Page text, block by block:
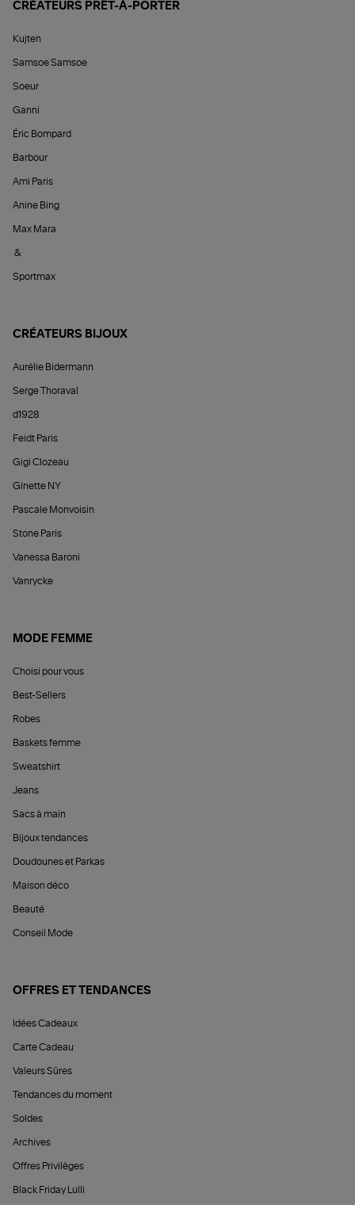
CRÉATEURS PRÊT-À-PORTER
Kujten
Samsoe Samsoe
Soeur
Ganni
Éric Bompard
Barbour
Ami Paris
Anine Bing
Max Mara
&
Sportmax
CRÉATEURS BIJOUX
Aurélie Bidermann
Serge Thoraval
d1928
Feidt Paris
Gigi Clozeau
Ginette NY
Pascale Monvoisin
Stone Paris
Vanessa Baroni
Vanrycke
MODE FEMME
Choisi pour vous
Best-Sellers
Robes
Baskets femme
Sweatshirt
Jeans
Sacs à main
Bijoux tendances
Doudounes et Parkas
Maison déco
Beauté
Conseil Mode
OFFRES ET TENDANCES
Idées Cadeaux
Carte Cadeau
Valeurs Sûres
Tendances du moment
Soldes
Archives
Offres Privilèges
Black Friday Lulli